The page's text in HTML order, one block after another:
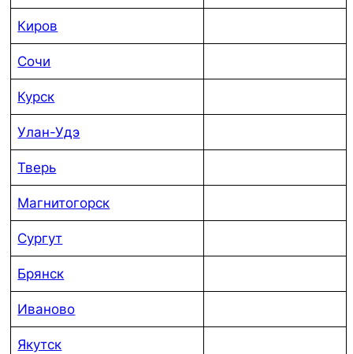
Киров
Сочи
Курск
Улан-Удэ
Тверь
Магнитогорск
Сургут
Брянск
Иваново
Якутск